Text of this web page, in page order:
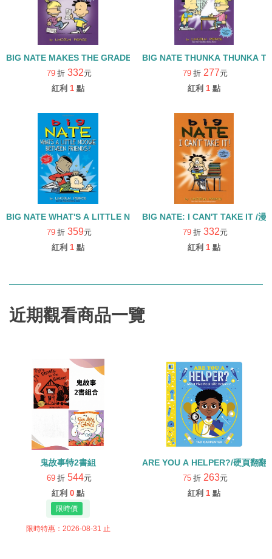
BIG NATE MAKES THE GRADE /漫畫版
79 折 332元
紅利 1 點
BIG NATE THUNKA THUNKA
79 折 277元
紅利 1 點
BIG NATE WHAT'S A LITTLE NOOGIE BETWEEN FRIENDS
79 折 359元
紅利 1 點
BIG NATE: I CAN'T TAKE IT /漫
79 折 332元
紅利 1 點
近期觀看商品一覽
鬼故事特2書組
69 折 544元
紅利 0 點
限時特惠：2026-08-31 止
ARE YOU A HELPER?/硬頁翻翻
75 折 263元
紅利 1 點